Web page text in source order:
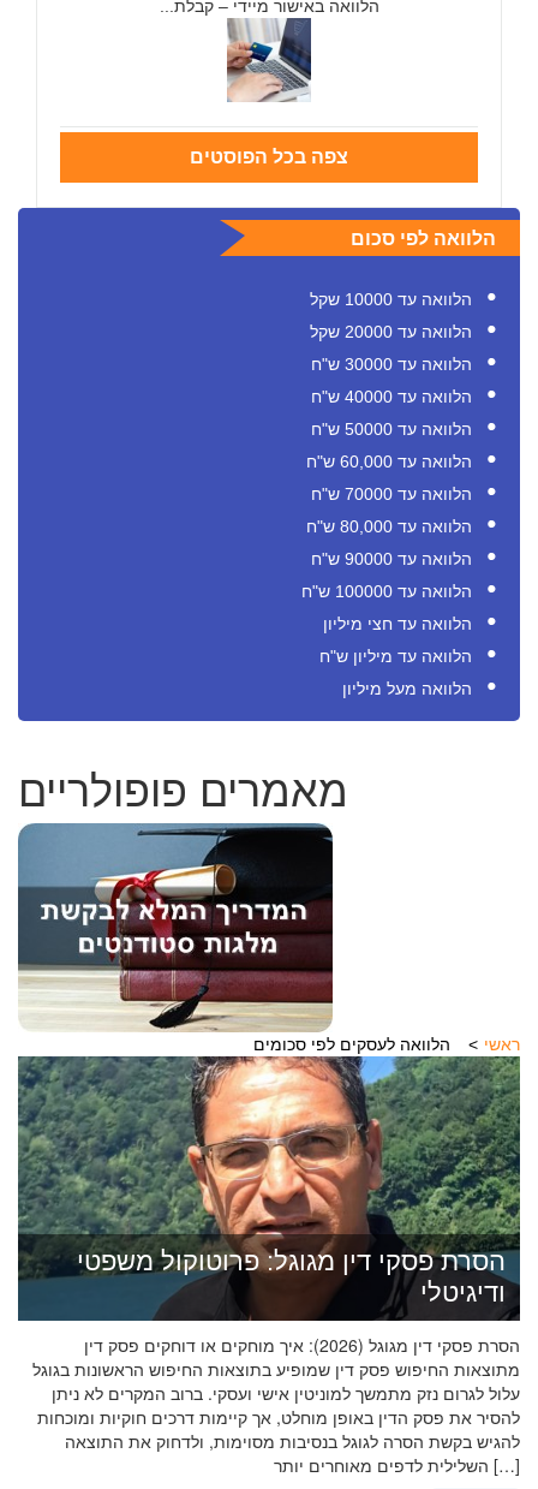
הלוואה באישור מיידי – קבלת...
צפה בכל הפוסטים
הלוואה לפי סכום
הלוואה עד 10000 שקל
הלוואה עד 20000 שקל
הלוואה עד 30000 ש"ח
הלוואה עד 40000 ש"ח
הלוואה עד 50000 ש"ח
הלוואה עד 60,000 ש"ח
הלוואה עד 70000 ש"ח
הלוואה עד 80,000 ש"ח
הלוואה עד 90000 ש"ח
הלוואה עד 100000 ש"ח
הלוואה עד חצי מיליון
הלוואה עד מיליון ש"ח
הלוואה מעל מיליון
מאמרים פופולריים
ראשי הלוואה לעסקים לפי סכומים
הסרת פסקי דין מגוגל: פרוטוקול משפטי
ודיגיטלי
הסרת פסקי דין מגוגל (2026): איך מוחקים או דוחקים פסק דין
מתוצאות החיפוש פסק דין שמופיע בתוצאות החיפוש הראשונות בגוגל
עלול לגרום נזק מתמשך למוניטין אישי ועסקי. ברוב המקרים לא ניתן
להסיר את פסק הדין באופן מוחלט, אך קיימות דרכים חוקיות ומוכחות
להגיש בקשת הסרה לגוגל בנסיבות מסוימות, ולדחוק את התוצאה
השלילית לדפים מאוחרים יותר […]